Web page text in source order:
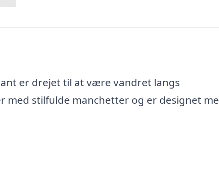
er drejet til at være vandret langs
stilfulde manchetter og er designet